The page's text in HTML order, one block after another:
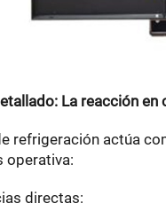
La reacción
refrigeración actúa
operativa:
directas: